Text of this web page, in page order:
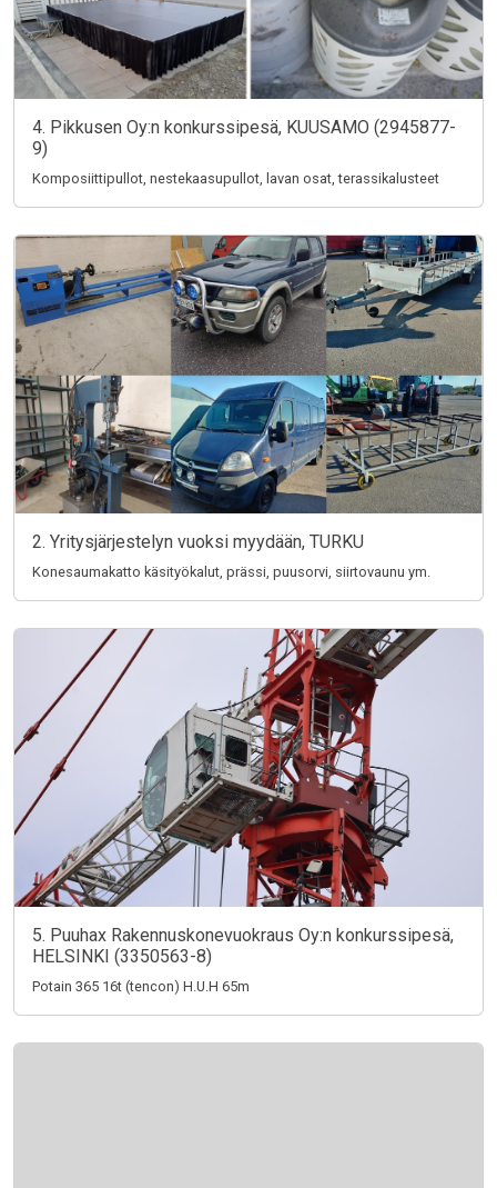
4. Pikkusen Oy:n konkurssipesä, KUUSAMO (2945877-
9)
Komposiittipullot, nestekaasupullot, lavan osat, terassikalusteet
2. Yritysjärjestelyn vuoksi myydään, TURKU
Konesaumakatto käsityökalut, prässi, puusorvi, siirtovaunu ym.
5. Puuhax Rakennuskonevuokraus Oy:n konkurssipesä,
HELSINKI (3350563-8)
Potain 365 16t (tencon) H.U.H 65m